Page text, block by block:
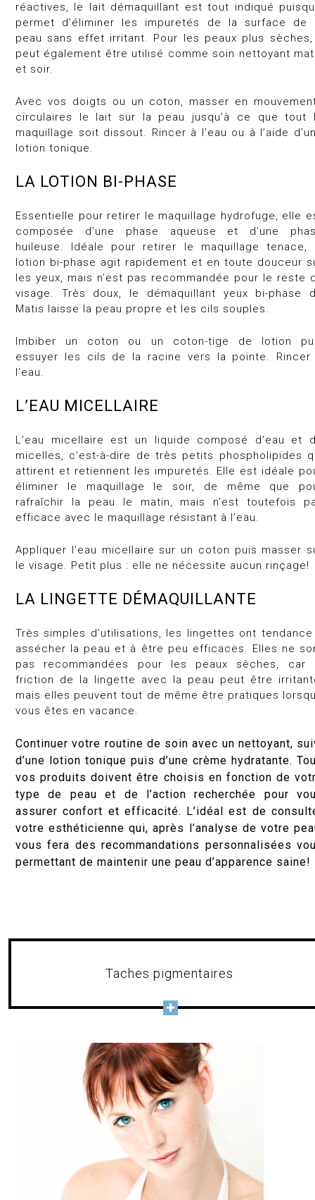
réactives, le lait démaquillant est tout indiqué
permet d’éliminer les impuretés de la surface de
peau sans effet irritant. Pour les peaux plus
peut également être utilisé comme soin nettoyant
et soir.
Avec vos doigts ou un coton, masser en
circulaires le lait sur la peau jusqu’à ce que tout
maquillage soit dissout. Rincer à l’eau ou à l’aide
lotion tonique.
LA LOTION BI-PHASE
Essentielle pour retirer le maquillage hydrofuge, elle
composée d’une phase aqueuse et d’une
huileuse. Idéale pour retirer le maquillage tenace,
lotion bi-phase agit rapidement et en toute douceur
les yeux, mais n’est pas recommandée pour le reste
visage. Très doux, le démaquillant yeux bi-phase
Matis laisse la peau propre et les cils souples.
Imbiber un coton ou un coton-tige de lotion
essuyer les cils de la racine vers la pointe. Rincer
l’eau.
L’EAU MICELLAIRE
L’eau micellaire est un liquide composé d’eau et
micelles, c’est-à-dire de très petits phospholipides
attirent et retiennent les impuretés. Elle est idéale
éliminer le maquillage le soir, de même que
rafraîchir la peau le matin, mais n’est toutefois
efficace avec le maquillage résistant à l’eau.
Appliquer l’eau micellaire sur un coton puis masser
le visage. Petit plus : elle ne nécessite aucun rinçage!
LA LINGETTE DÉMAQUILLANTE
Très simples d’utilisations, les lingettes ont
assécher la peau et à être peu efficaces. Elles ne
pas recommandées pour les peaux sèches, car
friction de la lingette avec la peau peut être
mais elles peuvent tout de même être pratiques
vous êtes en vacance.
Continuer votre routine de soin avec un nettoyant,
d’une lotion tonique puis d’une crème hydratante.
vos produits doivent être choisis en fonction de
type de peau et de l’action recherchée pour
assurer confort et efficacité. L’idéal est de
votre esthéticienne qui, après l’analyse de votre
vous fera des recommandations personnalisées
permettant de maintenir une peau d’apparence saine!
Taches pigmentaires